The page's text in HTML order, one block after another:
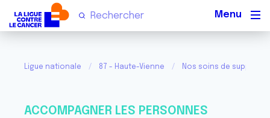
Ligue nationale 87 - Haute-Vienne Nos soins de support
ACCOMPAGNER LES PERSONNES